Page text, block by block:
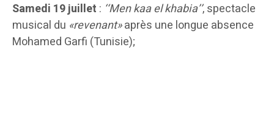
Samedi 19 juillet : ‘‘Men kaa el khabia’’, spectacle
musical du «revenant»après une longue absence
Mohamed Garfi (Tunisie);